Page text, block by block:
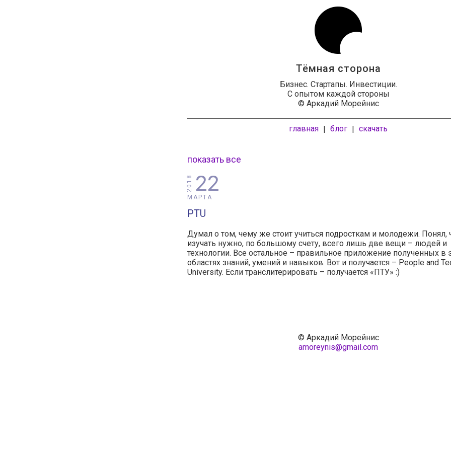
Тёмная сторона
Бизнес. Стартапы. Инвестиции.
С опытом каждой стороны
© Аркадий Морейнис
главная | блог | скачать
показать все
22
МАРТА
2018
PTU
Думал о том, чему же стоит учиться подросткам и молодежи. Понял,
изучать нужно, по большому счету, всего лишь две вещи – людей и
технологии. Все остальное – правильное приложение полученных в
областях знаний, умений и навыков. Вот и получается – People and
University. Если транслитерировать – получается «ПТУ» :)
© Аркадий Морейнис
amoreynis@gmail.com